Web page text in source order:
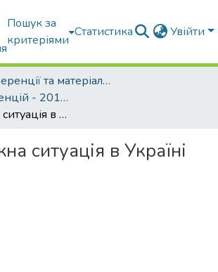
Пошук за
критеріями
Статистика Увійти
Конференції та матеріали конференцій
Тези конференцій - 2015 - 2018
Лісопожежна ситуація в Україні
ситуація в Україні